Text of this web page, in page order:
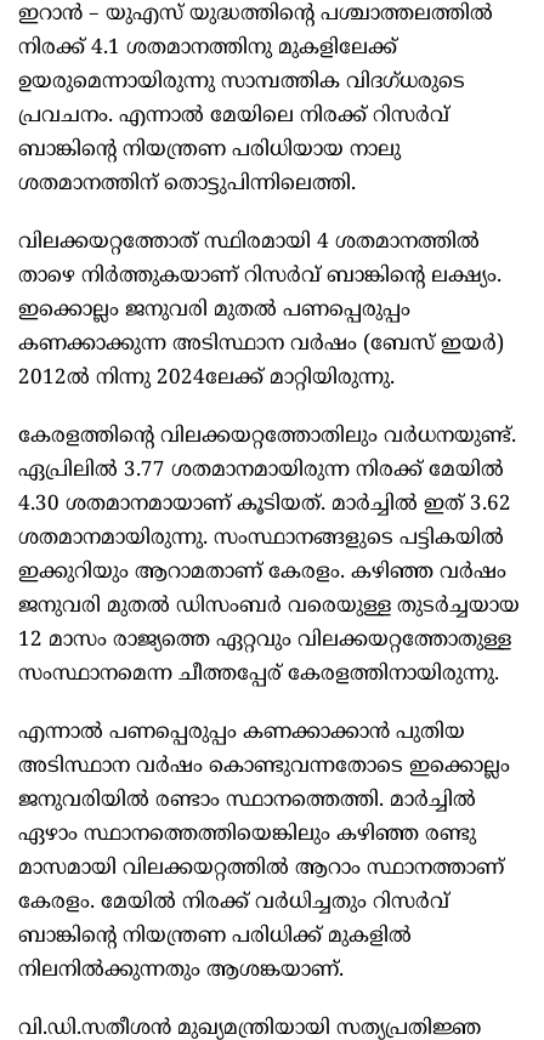
ഇറാൻ – യുഎസ് യുദ്ധത്തിന്റെ പശ്ചാത്തലത്തിൽ
നിരക്ക് 4.1 ശതമാനത്തിനു മുകളിലേക്ക്
ഉയരുമെന്നായിരുന്നു സാമ്പത്തിക വിദഗ്ധരുടെ
പ്രവചനം. എന്നാൽ മേയിലെ നിരക്ക് റിസർവ്
ബാങ്കിന്റെ നിയന്ത്രണ പരിധിയായ നാലു
ശതമാനത്തിന് തൊട്ടുപിന്നിലെത്തി.
വിലക്കയറ്റത്തോത് സ്ഥിരമായി 4 ശതമാനത്തിൽ
താഴെ നിർത്തുകയാണ് റിസർവ് ബാങ്കിന്റെ ലക്ഷ്യം.
ഇക്കൊല്ലം ജനുവരി മുതൽ പണപ്പെരുപ്പം
കണക്കാക്കുന്ന അടിസ്ഥാന വർഷം (ബേസ് ഇയർ)
2012ൽ നിന്നു 2024ലേക്ക് മാറ്റിയിരുന്നു.
കേരളത്തിന്റെ വിലക്കയറ്റത്തോതിലും വർധനയുണ്ട്.
ഏപ്രിലിൽ 3.77 ശതമാനമായിരുന്ന നിരക്ക് മേയിൽ
4.30 ശതമാനമായാണ് കൂടിയത്. മാർച്ചിൽ ഇത് 3.62
ശതമാനമായിരുന്നു. സംസ്ഥാനങ്ങളുടെ പട്ടികയിൽ
ഇക്കുറിയും ആറാമതാണ് കേരളം. കഴിഞ്ഞ വർഷം
ജനുവരി മുതൽ ഡിസംബർ വരെയുള്ള തുടർച്ചയായ
12 മാസം രാജ്യത്തെ ഏറ്റവും വിലക്കയറ്റത്തോതുള്ള
സംസ്ഥാനമെന്ന ചീത്തപ്പേര് കേരളത്തിനായിരുന്നു.
എന്നാൽ പണപ്പെരുപ്പം കണക്കാക്കാൻ പുതിയ
അടിസ്ഥാന വർഷം കൊണ്ടുവന്നതോടെ ഇക്കൊല്ലം
ജനുവരിയിൽ രണ്ടാം സ്ഥാനത്തെത്തി. മാർച്ചിൽ
ഏഴാം സ്ഥാനത്തെത്തിയെങ്കിലും കഴിഞ്ഞ രണ്ടു
മാസമായി വിലക്കയറ്റത്തിൽ ആറാം സ്ഥാനത്താണ്
കേരളം. മേയിൽ നിരക്ക് വർധിച്ചതും റിസർവ്
ബാങ്കിന്റെ നിയന്ത്രണ പരിധിക്ക് മുകളിൽ
നിലനിൽക്കുന്നതും ആശങ്കയാണ്.
വി.ഡി.സതീശൻ മുഖ്യമന്ത്രിയായി സത്യപ്രതിജ്ഞ